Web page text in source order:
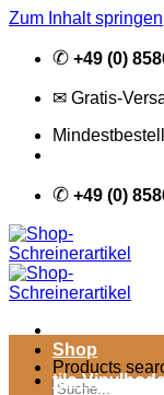
Zum Inhalt springen
✆ +49 (0)
✉ Gratis-
✆ +49 (0)
Products
Shop
tilo